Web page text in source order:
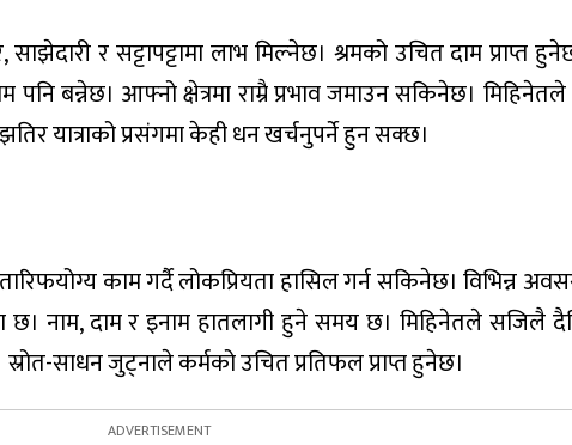
साझेदारी र सट्टापट्टामा लाभ मिल्नेछ। श्रमको उचित दाम प्राप्त
पनि बन्नेछ। आफ्नो क्षेत्रमा राम्रै प्रभाव जमाउन सकिनेछ।
यात्राको प्रसंगमा केही धन खर्चनुपर्ने हुन सक्छ।
काम गर्दै लोकप्रियता हासिल गर्न सकिनेछ। विभिन्न
नाम, दाम र इनाम हातलागी हुने समय छ। मिहिनेतले सजिलै
साधन जुट्नाले कर्मको उचित प्रतिफल प्राप्त हुनेछ।